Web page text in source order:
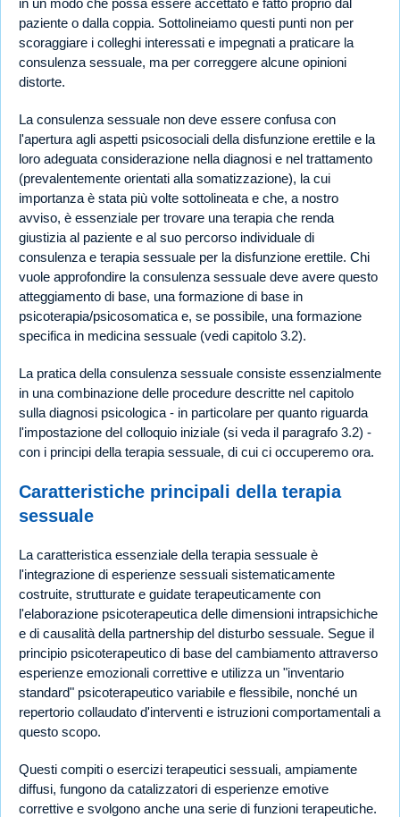
paziente o dalla coppia. Sottolineiamo questi punti non per
scoraggiare i colleghi interessati e impegnati a praticare la
consulenza sessuale, ma per correggere alcune opinioni
distorte.
La consulenza sessuale non deve essere confusa con
l'apertura agli aspetti psicosociali della disfunzione erettile e la
loro adeguata considerazione nella diagnosi e nel trattamento
(prevalentemente orientati alla somatizzazione), la cui
importanza è stata più volte sottolineata e che, a nostro
avviso, è essenziale per trovare una terapia che renda
giustizia al paziente e al suo percorso individuale di
consulenza e terapia sessuale per la disfunzione erettile. Chi
vuole approfondire la consulenza sessuale deve avere questo
atteggiamento di base, una formazione di base in
psicoterapia/psicosomatica e, se possibile, una formazione
specifica in medicina sessuale (vedi capitolo 3.2).
La pratica della consulenza sessuale consiste essenzialmente
in una combinazione delle procedure descritte nel capitolo
sulla diagnosi psicologica - in particolare per quanto riguarda
l'impostazione del colloquio iniziale (si veda il paragrafo 3.2) -
con i principi della terapia sessuale, di cui ci occuperemo ora.
Caratteristiche principali della terapia
sessuale
La caratteristica essenziale della terapia sessuale è
l'integrazione di esperienze sessuali sistematicamente
costruite, strutturate e guidate terapeuticamente con
l'elaborazione psicoterapeutica delle dimensioni intrapsichiche
e di causalità della partnership del disturbo sessuale. Segue il
principio psicoterapeutico di base del cambiamento attraverso
esperienze emozionali correttive e utilizza un "inventario
standard" psicoterapeutico variabile e flessibile, nonché un
repertorio collaudato d'interventi e istruzioni comportamentali a
questo scopo.
Questi compiti o esercizi terapeutici sessuali, ampiamente
diffusi, fungono da catalizzatori di esperienze emotive
correttive e svolgono anche una serie di funzioni terapeutiche.